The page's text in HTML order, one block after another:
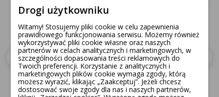
Brak dostępnych produktów.
Bądźcie czujni! W tym miejscu zostanie wyświetlonych
więcej produktów w miarę ich dodawania.
Drogi użytkowniku
Witamy! Stosujemy pliki cookie w celu zapewnienia
prawidłowego funkcjonowania serwisu. Możemy również
wykorzystywać pliki cookie własne oraz naszych
partnerów w celach analitycznych i marketingowych, w
szczególności dopasowania treści reklamowych do
Twoich preferencji. Korzystanie z analitycznych i
marketingowych plików cookie wymaga zgody, którą
możesz wyrazić, klikając „Zaakceptuj”. Jeżeli chcesz
dostosować swoje zgody dla nas i naszych partnerów,